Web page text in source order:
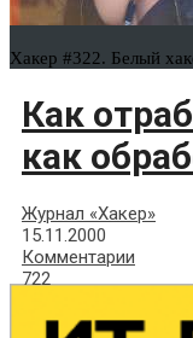
Хакер #322. Белый
Как
как
Журнал «Хакер»
15.11.2000
Комментарии
722